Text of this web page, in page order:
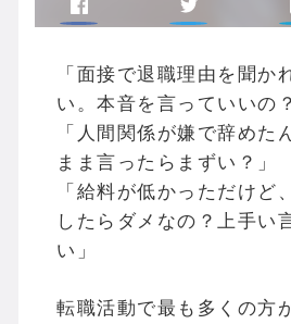
「面接で退職理由を聞か
い。本音を言っていいの
「人間関係が嫌で辞めた
まま言ったらまずい？」
「給料が低かっただけど
したらダメなの？上手い
い」
転職活動で最も多くの方